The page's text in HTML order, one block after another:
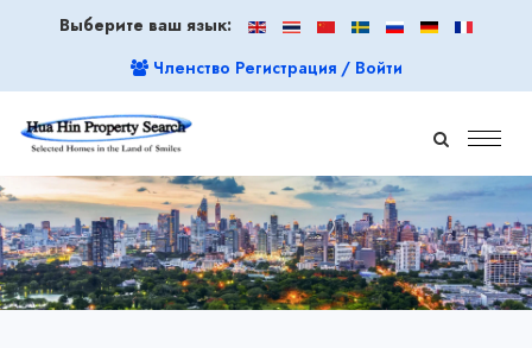
Выберите ваш язык:
Членство Регистрация / Войти